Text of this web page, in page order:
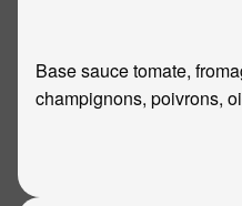
Base sauce tomate,
champignons, poivrons,